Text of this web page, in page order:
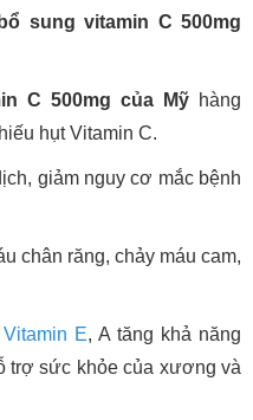
sung vitamin C 500mg
C 500mg của Mỹhàng
hụt Vitamin C.
giảm nguy cơ mắc bệnh
chân răng, chảy máu cam,
Vitamin E, A tăng khả năng
trợ sức khỏe của xương và